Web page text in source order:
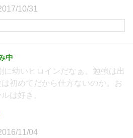
10/31
中
に幼いヒロインだなぁ。勉強は出
初めてだから仕方ないのか。お
は好き。
11/04